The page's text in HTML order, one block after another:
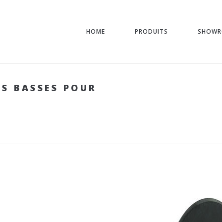
HOME PRODUITS
BASSES POUR